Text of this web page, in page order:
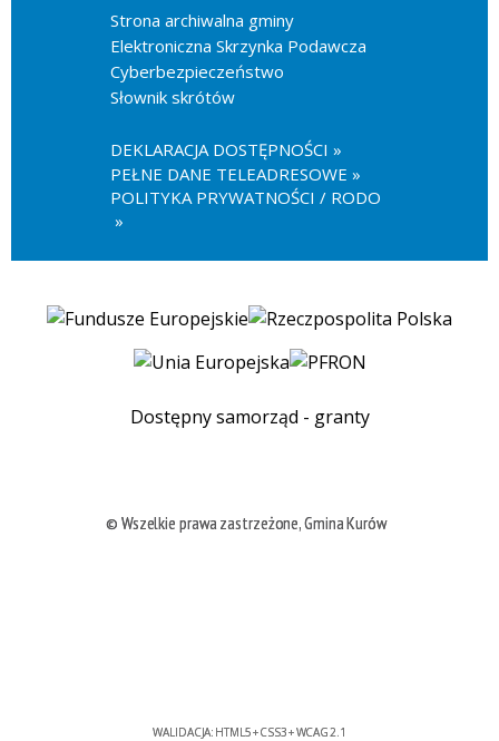
Strona archiwalna gminy
Elektroniczna Skrzynka Podawcza
Cyberbezpieczeństwo
Słownik skrótów
DEKLARACJA DOSTĘPNOŚCI
PEŁNE DANE TELEADRESOWE
POLITYKA PRYWATNOŚCI / RODO
Dostępny samorząd - granty
© Wszelkie prawa zastrzeżone, Gmina Kurów
WALIDACJA: HTML5+CSS3+WCAG 2.1